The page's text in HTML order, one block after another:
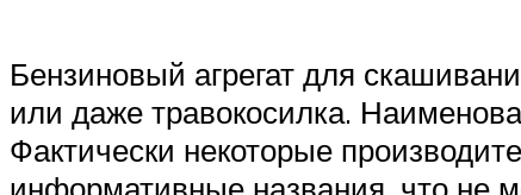
Бензиновый агрегат для
или даже травокосилка.
Фактически некоторые
информативные названия, что не